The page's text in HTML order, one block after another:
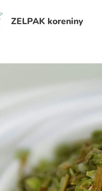
ZELPAK koreniny